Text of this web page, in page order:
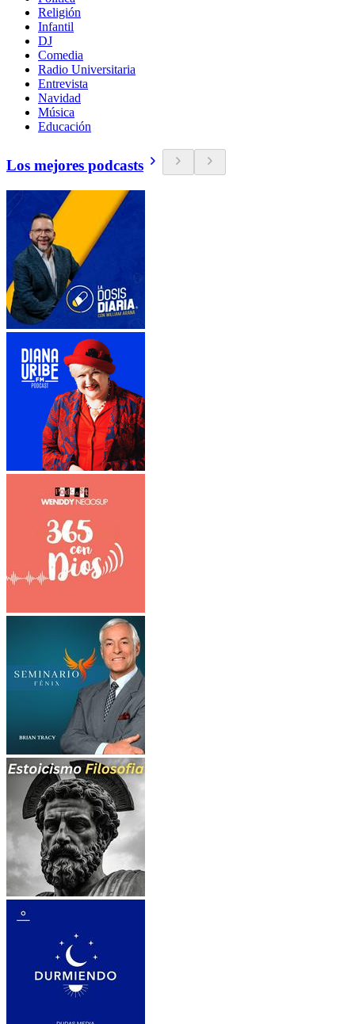
Religión
Infantil
DJ
Comedia
Radio Universitaria
Entrevista
Navidad
Música
Educación
Los mejores podcasts